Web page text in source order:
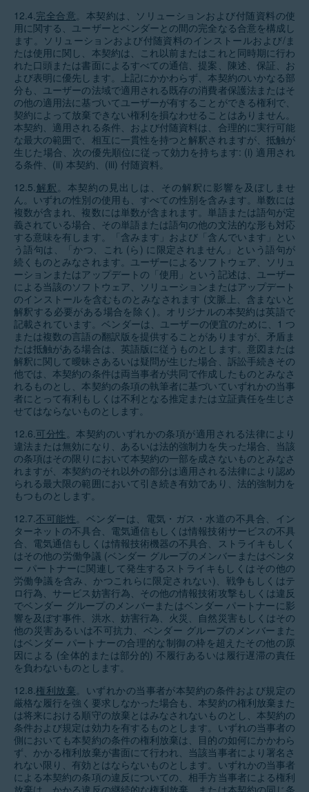
12.4.完全合意。本契約は、ソリューションおよび付随資料の使
用に関する、ユーザーとベンダーとの間の完全なる合意を構成し
ます。ソリューションおよび付随資料のインストールおよび/ま
たは使用に関し、本契約は、これ以前またはこれと同時期に行わ
れた口頭または書面によるすべての通信、提案、陳述、保証、お
よび表明に優先します。上記にかかわらず、本契約のいかなる部
分も、ユーザーの法域で適用される既存の消費者保護法またはそ
の他の適用法に基づいてユーザーが有することができる権利で、
契約によって放棄できない権利を損なわせることはありません。
本契約、適用される条件、および付随資料は、合理的に実行可能
な最大の範囲で、相互に一貫性を持つと解釈されますが、抵触が
生じた場合、次の優先順位に従って効力を持ちます: (i) 適用され
る条件、(ii) 本契約、(iii) 付随資料。
12.5.解釈。本契約の見出しは、その解釈に影響を及ぼしませ
ん。いずれの性別の使用も、すべての性別を含みます。単数には
複数が含まれ、複数には単数が含まれます。単語または語句が定
義されている場合、その単語または語句の他の文法的な形も対応
する意味を有します。「含みます」および「含んでいます」とい
う語句は、「かつ、これ (ら) に限定されません」という語句が
続くものとみなされます。ユーザーによるソフトウェア、ソリュ
ーションまたはアップデートの「使用」という記述は、ユーザー
による当該のソフトウェア、ソリューションまたはアップデート
のインストールを含むものとみなされます (文脈上、含まないと
解釈する必要がある場合を除く)。オリジナルの本契約は英語で
記載されています。ベンダーは、ユーザーの便宜のために、1 つ
または複数の言語の翻訳版を提供することがありますが、矛盾ま
たは抵触がある場合は、英語版に従うものとします。意図または
解釈に関して曖昧さあるいは疑問が生じた場合、訴訟手続きその
他では、本契約の条件は両当事者が共同で作成したものとみなさ
れるものとし、本契約の条項の執筆者に基づいていずれかの当事
者にとって有利もしくは不利となる推定または立証責任を生じさ
せてはならないものとします。
12.6.可分性。本契約のいずれかの条項が適用される法律により
違法または無効になり、あるいは法的強制力を失った場合、当該
の条項はその限りにおいて本契約の一部を成さないものとみなさ
れますが、本契約のそれ以外の部分は適用される法律により認め
られる最大限の範囲において引き続き有効であり、法的強制力を
もつものとします。
12.7.不可能性。ベンダーは、電気・ガス・水道の不具合、イン
ターネットの不具合、電気通信もしくは情報技術サービスの不具
合、電気通信もしくは情報技術機器の不具合、ストライキもしく
はその他の労働争議 (ベンダー グループのメンバーまたはベンタ
ー パートナーに関連して発生するストライキもしくはその他の
労働争議を含み、かつこれらに限定されない)、戦争もしくはテ
ロ行為、サービス妨害行為、その他の情報技術攻撃もしくは違反
でベンダー グループのメンバーまたはベンダー パートナーに影
響を及ぼす事件、洪水、妨害行為、火災、自然災害もしくはその
他の災害あるいは不可抗力、ベンダー グループのメンバーまた
はベンダー パートナーの合理的な制御の枠を超えたその他の原
因による (全体的または部分的) 不履行あるいは履行遅滞の責任
を負わないものとします。
12.8.権利放棄。いずれかの当事者が本契約の条件および規定の
厳格な履行を強く要求しなかった場合も、本契約の権利放棄また
は将来における順守の放棄とはみなされないものとし、本契約の
条件および規定は効力を有するものとします。いずれの当事者の
側においても本契約の条件の権利放棄は、目的の如何にかかわら
ず、かかる権利放棄が書面にて行われ、当該当事者により署名さ
れない限り、有効とはならないものとします。いずれかの当事者
による本契約の条項の違反についての、相手方当事者による権利
放棄は、かかる違反の継続的な権利放棄、または本契約の同じ条